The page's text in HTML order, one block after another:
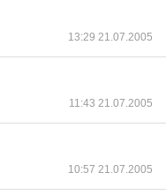
13:29 21.07.2005
11:43 21.07.2005
10:57 21.07.2005